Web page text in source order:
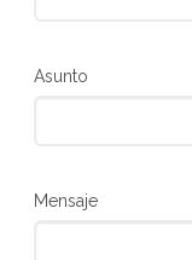
Asunto
Mensaje